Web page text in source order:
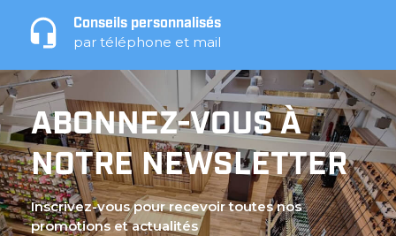
Conseils personnalisés
par téléphone et mail
ABONNEZ-VOUS À
NOTRE NEWSLETTER
Inscrivez-vous pour recevoir toutes nos
promotions et actualités